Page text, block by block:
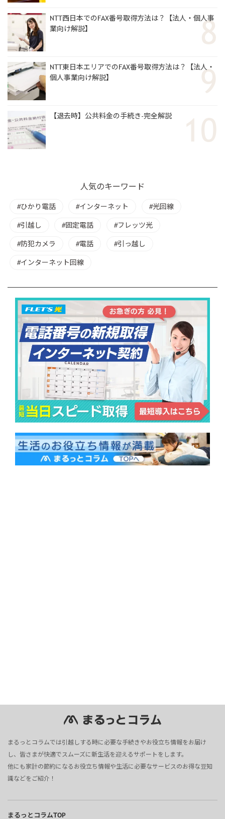
NTT西日本でのFAX番号取得方法は？【法人・個人事
業向け解説】
NTT東日本エリアでのFAX番号取得方法は？【法人・
個人事業向け解説】
【退去時】公共料金の手続き-完全解説
人気のキーワード
ひかり電話 インターネット 光回線
引越し 固定電話 フレッツ光
防犯カメラ 電話 引っ越し
インターネット回線
まるっとコラムでは引越しする時に必要な手続きやお役立ち情報をお届け
し、皆さまが快適でスムーズに新生活を迎えるサポートをします。
他にも家計の節約になるお役立ち情報や生活に必要なサービスのお得な豆知
識などをご紹介！
まるっとコラムTOP